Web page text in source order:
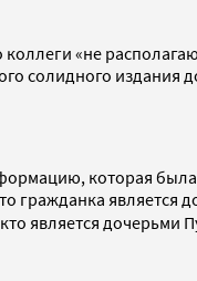
«не
солидного издания
которая
гражданка является
является дочерьми